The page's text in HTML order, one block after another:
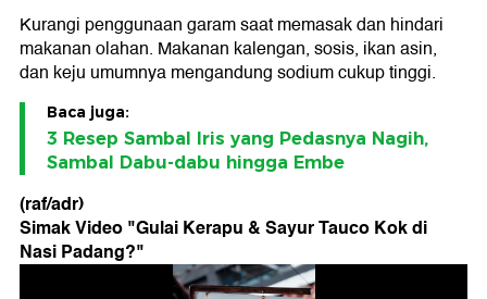
Kurangi penggunaan garam saat memasak dan hindari
makanan olahan. Makanan kalengan, sosis, ikan asin,
dan keju umumnya mengandung sodium cukup tinggi.
Baca juga:
3 Resep Sambal Iris yang Pedasnya Nagih,
Sambal Dabu-dabu hingga Embe
(raf/adr)
Simak Video "Gulai Kerapu & Sayur Tauco Kok di
Nasi Padang?"